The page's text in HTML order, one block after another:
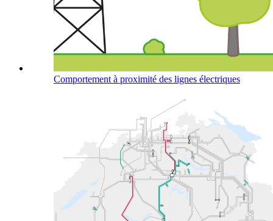
Comportement à proximité des lignes électriques